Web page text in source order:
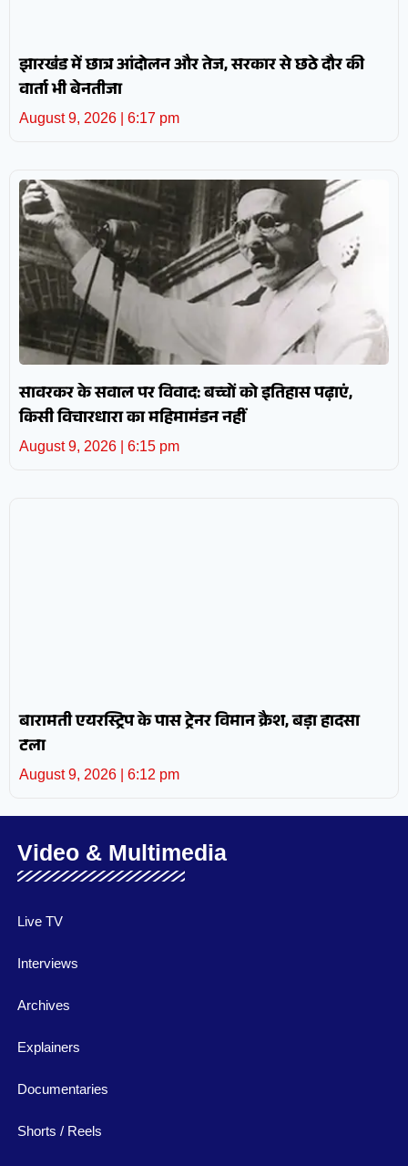
झारखंड में छात्र आंदोलन और तेज, सरकार से छठे दौर की
वार्ता भी बेनतीजा
August 9, 2026 6:17 pm
सावरकर के सवाल पर विवाद: बच्चों को इतिहास पढ़ाएं,
किसी विचारधारा का महिमामंडन नहीं
August 9, 2026 6:15 pm
बारामती एयरस्ट्रिप के पास ट्रेनर विमान क्रैश, बड़ा हादसा
टला
August 9, 2026 6:12 pm
Video & Multimedia
Live TV
Interviews
Archives
Explainers
Documentaries
Shorts / Reels